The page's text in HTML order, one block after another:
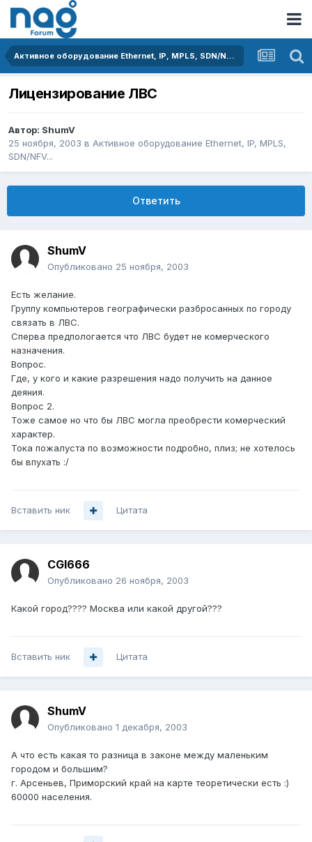
Активное оборудование Ethernet, IP, MPLS, SDN/NFV...
Лицензирование ЛВС
Автор: ShumV
25 ноября, 2003 в Активное оборудование Ethernet, IP, MPLS,
SDN/NFV...
Ответить
ShumV
Опубликовано 25 ноября, 2003
Есть желание.
Группу компьютеров географически разбросанных по городу
связать в ЛВС.
Сперва предпологается что ЛВС будет не комерческого
назначения.
Вопрос.
Где, у кого и какие разрешения надо получить на данное
деяния.
Вопрос 2.
Тоже самое но что бы ЛВС могла преобрести комерческий
характер.
Тока пожалуста по возможности подробно, плиз; не хотелось
бы впухать :/
Вставить ник Цитата
CGI666
Опубликовано 26 ноября, 2003
Какой город???? Москва или какой другой???
Вставить ник Цитата
ShumV
Опубликовано 1 декабря, 2003
А что есть какая то разница в законе между маленьким
городом и большим?
г. Арсеньев, Приморский край на карте теоретически есть :)
60000 населения.